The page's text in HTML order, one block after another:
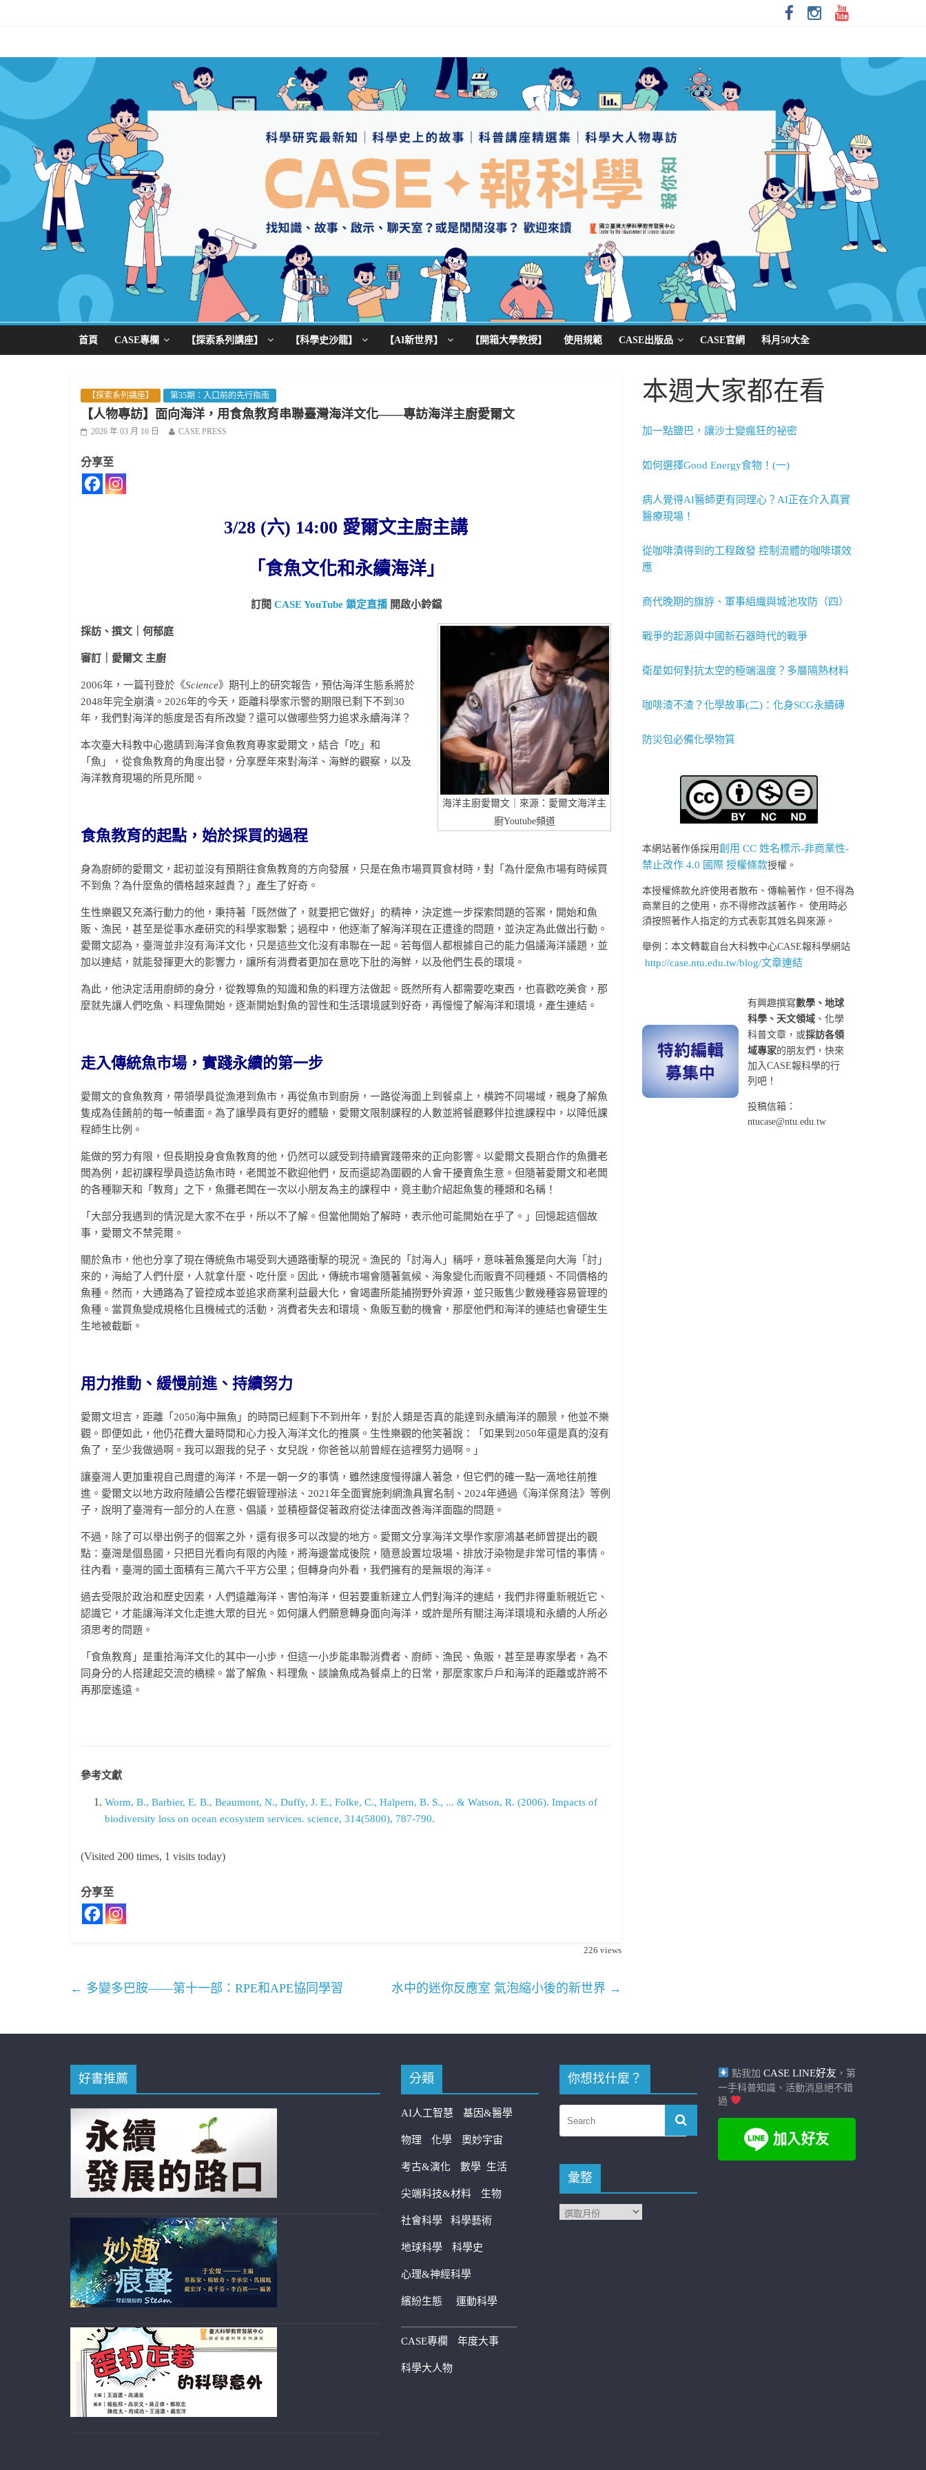
首頁 CASE專欄 【探索系列講座】 【科學史沙龍】 【AI新世界】 【開箱大學教授】 使用規範 CASE出版品 CASE官網 科月50大全
【探索系列講座】 第35期：入口前的先行指南
【人物專訪】面向海洋，用食魚教育串聯臺灣海洋文化——專訪海洋主廚愛爾文
2026 年 03 月 16 日 CASE PRESS
分享至
3/28 (六) 14:00 愛爾文主廚主講
「食魚文化和永續海洋」
訂閱 CASE YouTube 鎖定直播 開啟小鈴鐺
海洋主廚愛爾文｜來源：愛爾文海洋主
廚Youtube頻道
採訪、撰文｜何郁庭
審訂｜愛爾文 主廚
2006年，一篇刊登於《Science》期刊上的研究報告，預估海洋生態系將於
2048年完全崩潰。2026年的今天，距離科學家示警的期限已剩下不到30
年，我們對海洋的態度是否有所改變？還可以做哪些努力追求永續海洋？
本次臺大科教中心邀請到海洋食魚教育專家愛爾文，結合「吃」和
「魚」，從食魚教育的角度出發，分享歷年來對海洋、海鮮的觀察，以及
海洋教育現場的所見所聞。
食魚教育的起點，始於採買的過程
身為廚師的愛爾文，起初並沒有預期往食魚教育的方向發展，只是在魚市場買買食材時，對「為什麼魚市場有時候買
不到魚？為什麼魚的價格越來越貴？」產生了好奇。
生性樂觀又充滿行動力的他，秉持著「既然做了，就要把它做好」的精神，決定進一步探索問題的答案，開始和魚
販、漁民，甚至是從事水產研究的科學家聯繫；過程中，他逐漸了解海洋現在正遭逢的問題，並決定為此做出行動。
愛爾文認為，臺灣並非沒有海洋文化，只是這些文化沒有串聯在一起。若每個人都根據自己的能力倡議海洋議題，並
加以連結，就能發揮更大的影響力，讓所有消費者更加在意吃下肚的海鮮，以及他們生長的環境。
為此，他決定活用廚師的身分，從教導魚的知識和魚的料理方法做起。既然所有人都需要吃東西，也喜歡吃美食，那
麼就先讓人們吃魚、料理魚開始，逐漸開始對魚的習性和生活環境感到好奇，再慢慢了解海洋和環境，產生連結。
走入傳統魚市場，實踐永續的第一步
愛爾文的食魚教育，帶領學員從漁港到魚市，再從魚市到廚房，一路從海面上到餐桌上，橫跨不同場域，親身了解魚
隻成為佳餚前的每一幀畫面。為了讓學員有更好的體驗，愛爾文限制課程的人數並將餐廳夥伴拉進課程中，以降低課
程師生比例。
能做的努力有限，但長期投身食魚教育的他，仍然可以感受到持續實踐帶來的正向影響。以愛爾文長期合作的魚攤老
闆為例，起初課程學員造訪魚市時，老闆並不歡迎他們，反而還認為圍觀的人會干擾賣魚生意。但隨著愛爾文和老闆
的各種聊天和「教育」之下，魚攤老闆在一次以小朋友為主的課程中，竟主動介紹起魚隻的種類和名稱！
「大部分我遇到的情況是大家不在乎，所以不了解。但當他開始了解時，表示他可能開始在乎了。」回憶起這個故
事，愛爾文不禁莞爾。
關於魚市，他也分享了現在傳統魚市場受到大通路衝擊的現況。漁民的「討海人」稱呼，意味著魚獲是向大海「討」
來的，海給了人們什麼，人就拿什麼、吃什麼。因此，傳統市場會隨著氣候、海象變化而販賣不同種類、不同價格的
魚種。然而，大通路為了管控成本並追求商業利益最大化，會竭盡所能捕撈野外資源，並只販售少數幾種容易管理的
魚種。當買魚變成規格化且機械式的活動，消費者失去和環境、魚販互動的機會，那麼他們和海洋的連結也會硬生生
生地被截斷。
用力推動、緩慢前進、持續努力
愛爾文坦言，距離「2050海中無魚」的時間已經剩下不到卅年，對於人類是否真的能達到永續海洋的願景，他並不樂
觀。即便如此，他仍花費大量時間和心力投入海洋文化的推廣。生性樂觀的他笑著說：「如果到2050年還是真的沒有
魚了，至少我做過啊。我可以跟我的兒子、女兒說，你爸爸以前曾經在這裡努力過啊。」
讓臺灣人更加重視自己周遭的海洋，不是一朝一夕的事情，雖然速度慢得讓人著急，但它們的確一點一滴地往前推
進。愛爾文以地方政府陸續公告櫻花蝦管理辦法、2021年全面實施刺網漁具實名制、2024年通過《海洋保育法》等例
子，說明了臺灣有一部分的人在意、倡議，並積極督促著政府從法律面改善海洋面臨的問題。
不過，除了可以舉出例子的個案之外，還有很多可以改變的地方。愛爾文分享海洋文學作家廖鴻基老師曾提出的觀
點：臺灣是個島國，只把目光看向有限的內陸，將海邊當成後院，隨意設置垃圾場、排放汙染物是非常可惜的事情。
往內看，臺灣的國土面積有三萬六千平方公里；但轉身向外看，我們擁有的是無垠的海洋。
過去受限於政治和歷史因素，人們遠離海洋、害怕海洋，但若要重新建立人們對海洋的連結，我們非得重新親近它、
認識它，才能讓海洋文化走進大眾的目光。如何讓人們願意轉身面向海洋，或許是所有關注海洋環境和永續的人所必
須思考的問題。
「食魚教育」是重拾海洋文化的其中一小步，但這一小步能串聯消費者、廚師、漁民、魚販，甚至是專家學者，為不
同身分的人搭建起交流的橋樑。當了解魚、料理魚、談論魚成為餐桌上的日常，那麼家家戶戶和海洋的距離或許將不
再那麼遙遠。
參考文獻
Worm, B., Barbier, E. B., Beaumont, N., Duffy, J. E., Folke, C., Halpern, B. S., ... & Watson, R. (2006). Impacts of
biodiversity loss on ocean ecosystem services. science, 314(5800), 787-790.
(Visited 200 times, 1 visits today)
分享至
226 views
← 多變多巴胺——第十一部：RPE和APE協同學習 水中的迷你反應室 氣泡縮小後的新世界 →
本週大家都在看
加一點鹽巴，讓沙士變瘋狂的祕密
如何選擇Good Energy食物！(一)
病人覺得AI醫師更有同理心？AI正在介入真實
醫療現場！
從咖啡漬得到的工程啟發 控制流體的咖啡環效
應
商代晚期的旗斿、軍事組織與城池攻防（四）
戰爭的起源與中國新石器時代的戰爭
衛星如何對抗太空的極端溫度？多層隔熱材料
咖啡渣不渣？化學故事(二)：化身SCG永續磚
防災包必備化學物質
本網站著作係採用創用 CC 姓名標示-非商業性-
禁止改作 4.0 國際 授權條款授權。
本授權條款允許使用者散布、傳輸著作，但不得為
商業目的之使用，亦不得修改該著作。 使用時必
須按照著作人指定的方式表彰其姓名與來源。
舉例：本文轉載自台大科教中心CASE報科學網站
http://case.ntu.edu.tw/blog/文章連結
有興趣撰寫數學、地球
科學、天文領域 、化學
科普文章，或採訪各領
域專家的朋友們，快來
加入CASE報科學的行
列吧！
投稿信箱：
ntucase@ntu.edu.tw
好書推薦 分類
AI人工智慧 基因&醫學
物理 化學 奧妙宇宙
考古&演化 數學 生活
尖端科技&材料 生物
社會科學 科學藝術
地球科學 科學史
心理&神經科學
繽紛生態 運動科學
————————————
CASE專欄 年度大事
科學大人物
你想找什麼？
彙整
點我加 CASE LINE好友 ，第
一手科普知識、活動消息絕不錯
過